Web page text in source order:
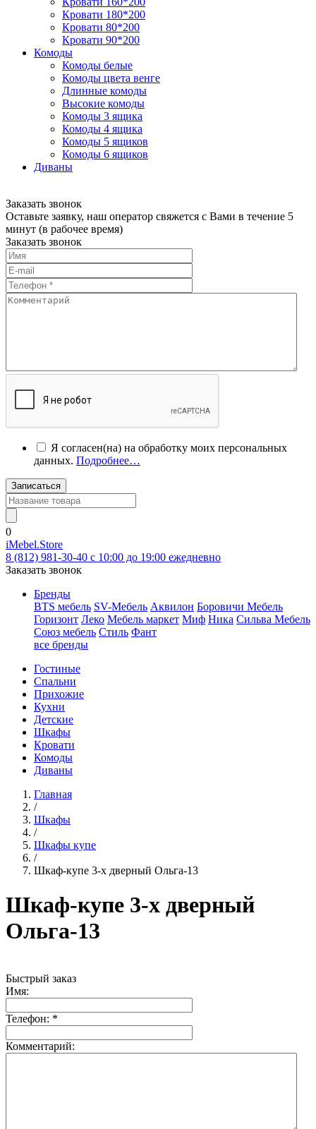
Кровати 180*200
Кровати 80*200
Кровати 90*200
Комоды
Комоды белые
Комоды цвета венге
Длинные комоды
Высокие комоды
Комоды 3 ящика
Комоды 4 ящика
Комоды 5 ящиков
Комоды 6 ящиков
Диваны
Заказать звонок
Оставьте заявку, наш оператор свяжется с Вами в течение 5
минут (в рабочее время)
Заказать звонок
Я согласен(на) на обработку моих персональных
данных. Подробнее…
Записаться
0
iMebel.Store
8 (812) 981-30-40 c 10:00 до 19:00 ежедневно
Заказать звонок
Бренды
BTS мебель SV-Мебель Аквилон Боровичи Мебель
Горизонт Леко Мебель маркет Миф Ника Сильва Мебель
Союз мебель Стиль Фант
все бренды
Гостиные
Спальни
Прихожие
Кухни
Детские
Шкафы
Кровати
Комоды
Диваны
Главная
/
Шкафы
/
Шкафы купе
/
Шкаф-купе 3-х дверный Ольга-13
Шкаф-купе 3-х дверный
Ольга-13
Быстрый заказ
Имя:
Телефон: *
Комментарий: